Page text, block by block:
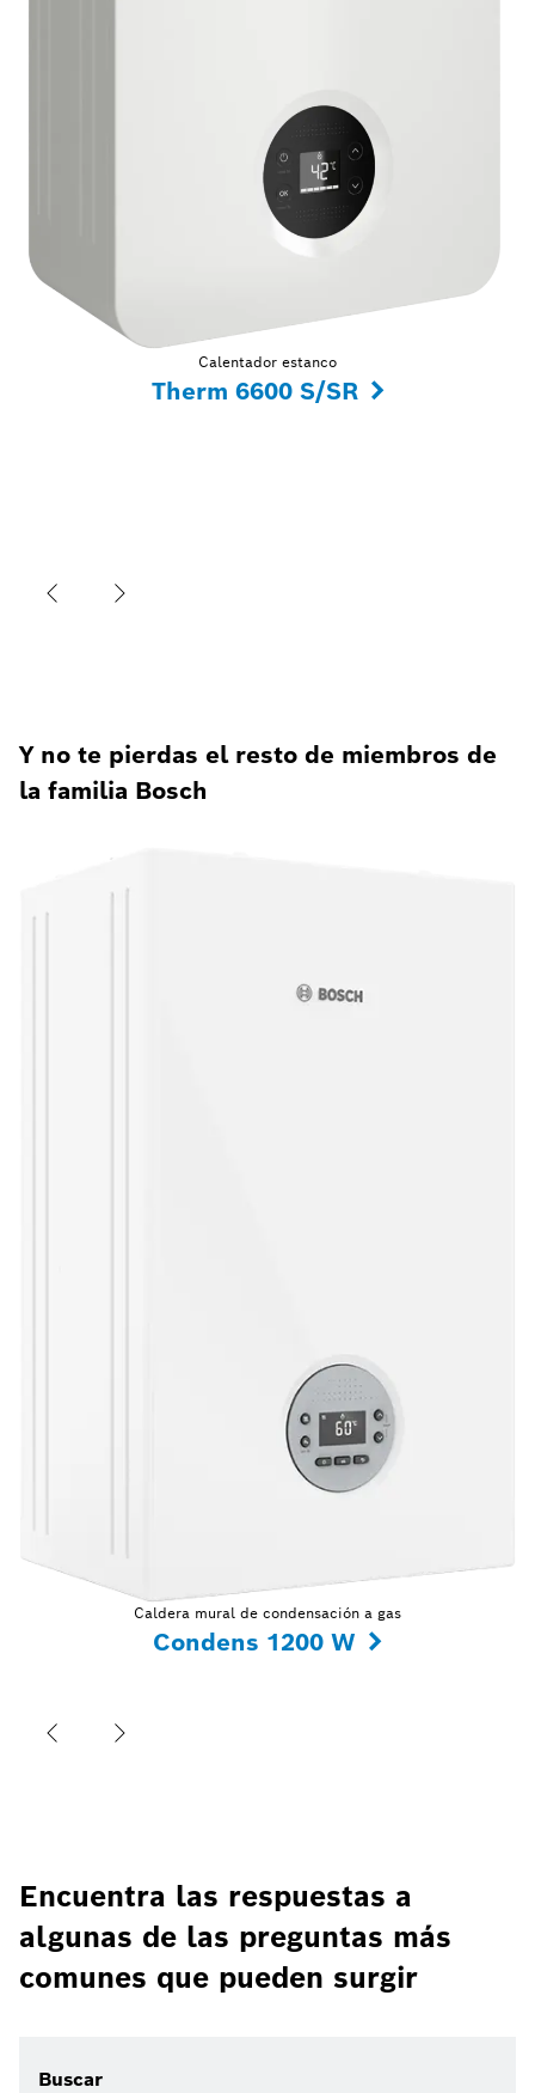
Calentador estanco
Therm 6600 S/SR
Y no te pierdas el resto de miembros de
la familia Bosch
Caldera mural de condensación a gas
Condens 1200 W
Encuentra las respuestas a
algunas de las preguntas más
comunes que pueden surgir
Buscar